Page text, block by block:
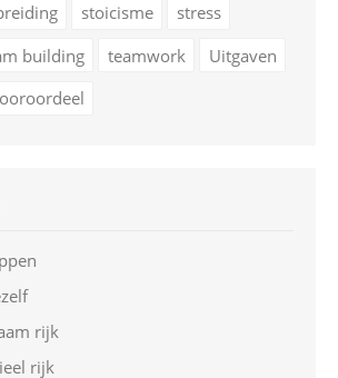
stoicisme
stress
building teamwork
Uitgaven
rijk
rijk